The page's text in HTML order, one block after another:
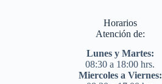
Horarios
Atención de:
Lunes y Martes:
08:30 a 18:00 hrs.
Miercoles a Viernes: